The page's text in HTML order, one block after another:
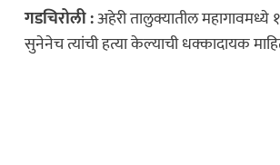
गडचिरोली :अहेरी तालुक्यातील
सुनेनेच त्यांची हत्या केल्याची धक्कादायक